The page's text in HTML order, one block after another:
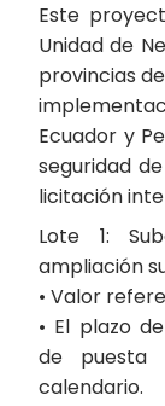
Este
Unidad de
provincias
Ecuador y
seguridad
licitación
Lote 1:
ampliación
• Valor
• El plazo
de puesta
calendario.